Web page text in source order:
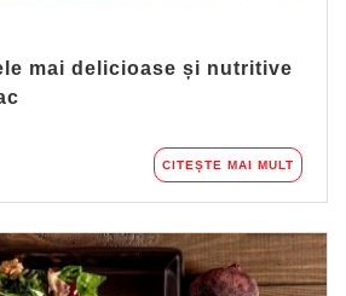
mai delicioase și nutritive
CITEȘTE MAI MULT